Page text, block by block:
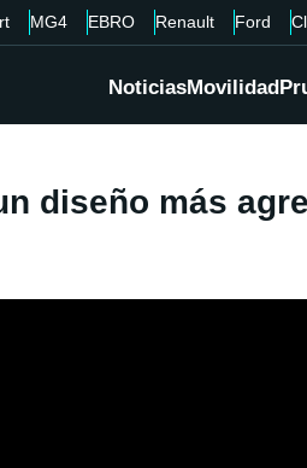
MG4 EBRO Renault Ford
NoticiasMovilidad
diseño más